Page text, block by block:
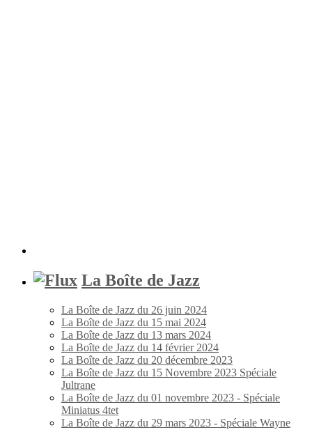
La Boîte de Jazz
La Boîte de Jazz du 26 juin 2024
La Boîte de Jazz du 15 mai 2024
La Boîte de Jazz du 13 mars 2024
La Boîte de Jazz du 14 février 2024
La Boîte de Jazz du 20 décembre 2023
La Boîte de Jazz du 15 Novembre 2023 Spéciale
Jultrane
La Boîte de Jazz du 01 novembre 2023 - Spéciale
Miniatus 4tet
La Boîte de Jazz du 29 mars 2023 - Spéciale Wayne